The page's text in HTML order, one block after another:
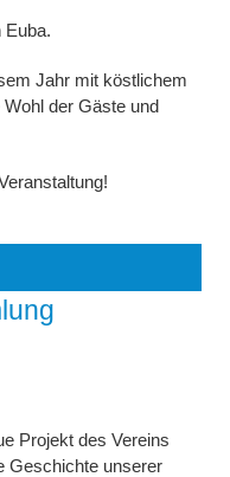
Euba.
Jahr mit köstlichem
der Gäste und
Projekt des Vereins
Geschichte unserer